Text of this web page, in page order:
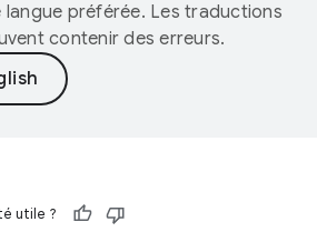
préférée. Les traductions
contenir des erreurs.
utile ?